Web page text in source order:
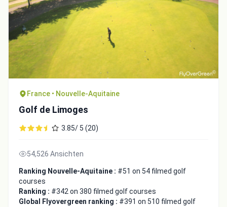
France • Nouvelle-Aquitaine
Golf de Limoges
3.85/ 5 (20)
54,526 Ansichten
Ranking Nouvelle-Aquitaine : #51 on 54 filmed golf
courses
Ranking : #342 on 380 filmed golf courses
Global Flyovergreen ranking : #391 on 510 filmed golf